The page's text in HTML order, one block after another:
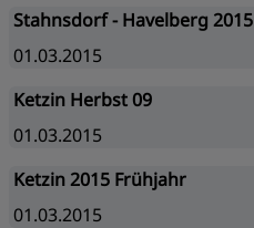
Stahnsdorf - Havelberg 2015
01.03.2015
Ketzin Herbst 09
01.03.2015
Ketzin 2015 Frühjahr
01.03.2015